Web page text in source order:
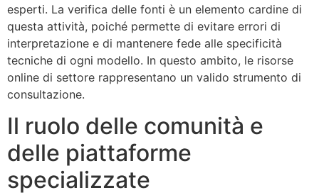
esperti. La verifica delle fonti è un elemento cardine di
questa attività, poiché permette di evitare errori di
interpretazione e di mantenere fede alle specificità
tecniche di ogni modello. In questo ambito, le risorse
online di settore rappresentano un valido strumento di
consultazione.
Il ruolo delle comunità e
delle piattaforme
specializzate